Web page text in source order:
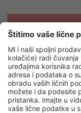
Žao nam je,
rezultate
Pokušajte još jednom